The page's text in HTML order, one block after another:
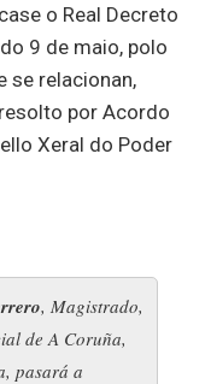
o Real Decreto
9 de maio, polo
se relacionan,
por Acordo
Xeral do Poder
, Magistrado,
de A Coruña,
pasará a